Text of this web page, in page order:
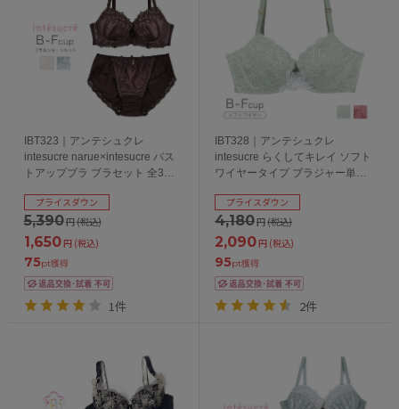
IBT323｜アンテシュクレ
intesucre narue×intesucre バス
トアップブラ ブラセット 全3色
5,390円(税込)
プライスダウン
1,650円 (税込)
75pt獲得
1件
IBT328｜アンテシュクレ
intesucre らくしてキレイ ソフト
ワイヤータイプ ブラジャー単品
4,180円(税込)
プライスダウン
2,090円 (税込)
95pt獲得
2件